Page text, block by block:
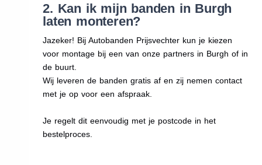
2. Kan ik mijn banden in Burgh
laten monteren?
Jazeker! Bij Autobanden Prijsvechter kun je kiezen
voor montage bij een van onze partners in Burgh of in
de buurt.
Wij leveren de banden gratis af en zij nemen contact
met je op voor een afspraak.
Je regelt dit eenvoudig met je postcode in het
bestelproces.